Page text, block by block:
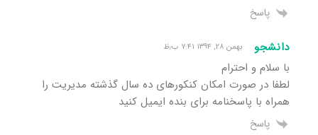
پاسخ
دانشجو بهمن ۲۸, ۱۳۹۴ ۷:۴۱ ب٫ظ
با سلام و احترام
لطفا در صورت امکان کنکورهای ده سال گذشته مدیریت را
همراه با پاسخنامه برای بنده ایمیل کنید
پاسخ